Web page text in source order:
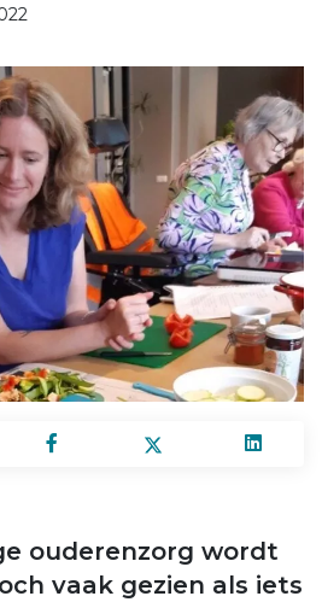
ouderenzorg wordt
vaak gezien als iets